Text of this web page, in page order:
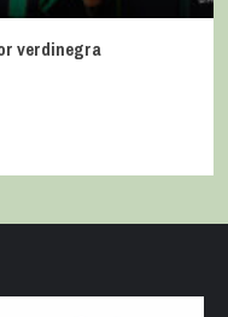
verdinegra